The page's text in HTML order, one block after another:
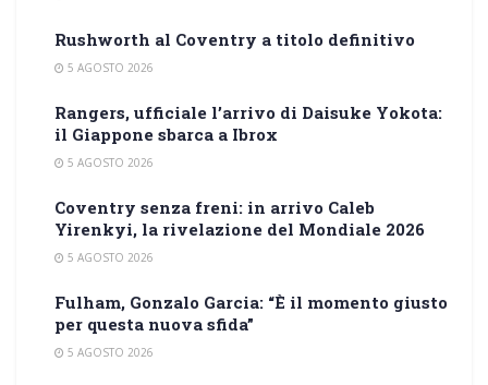
Rushworth al Coventry a titolo definitivo
5 AGOSTO 2026
Rangers, ufficiale l’arrivo di Daisuke Yokota:
il Giappone sbarca a Ibrox
5 AGOSTO 2026
Coventry senza freni: in arrivo Caleb
Yirenkyi, la rivelazione del Mondiale 2026
5 AGOSTO 2026
Fulham, Gonzalo Garcia: “È il momento giusto
per questa nuova sfida”
5 AGOSTO 2026